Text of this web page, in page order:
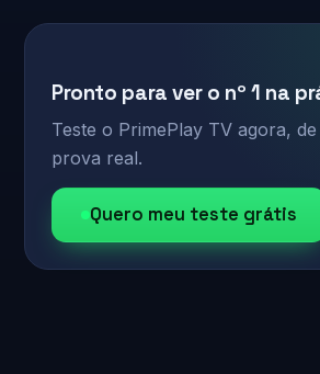
Pronto para ver o nº 1 na
Teste o PrimePlay TV agora,
prova real.
Quero meu teste grátis